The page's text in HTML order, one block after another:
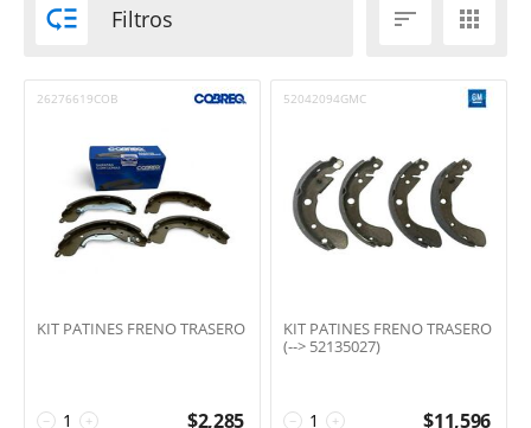
 Filtros  
26276619COB
KIT PATINES FRENO TRASERO
+
− $2,285
52042094GMC
KIT PATINES FRENO TRASERO
(--> 52135027)
+
− $11,596